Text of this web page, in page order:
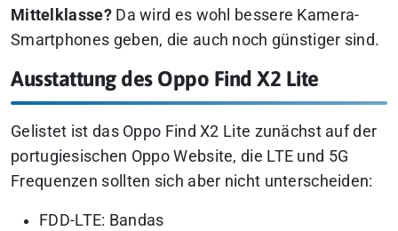
Mittelklasse?Da wird es wohl bessere Kamera-
Smartphones geben, die auch noch günstiger sind.
Ausstattung des Oppo Find X2 Lite
Gelistet ist das Oppo Find X2 Lite zunächst auf der
portugiesischen Oppo Website, die LTE und 5G
Frequenzen sollten sich aber nicht unterscheiden:
FDD-LTE: Bandas